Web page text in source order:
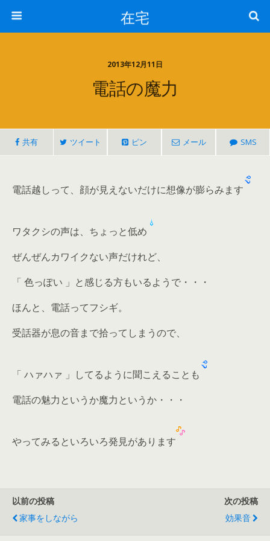
在宅
2013年12月11日
電話の魔力
共有 ツイート ピン メール SMS
電話越しって、顔が見えないだけに想像が膨らみます
ワタクシの声は、ちょっと低め
ぜんぜんカワイクない声だけれど、
「 色っぽい 」と感じる方もいるようで・・・
ほんと、電話ってフシギ。
受話器が息の音まで拾ってしまうので、
「 ハァハァ 」してるように聞こえることも
電話の魅力というか魔力というか・・・
やってみるといろいろ発見があります
以前の投稿
家事をしながら
次の投稿
効果音